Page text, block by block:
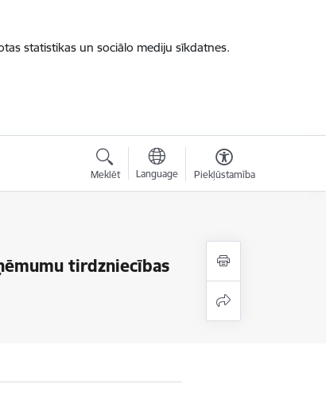
statistikas un sociālo mediju sīkdatnes.
Meklēt Language Piekļūstamība
tirdzniecības